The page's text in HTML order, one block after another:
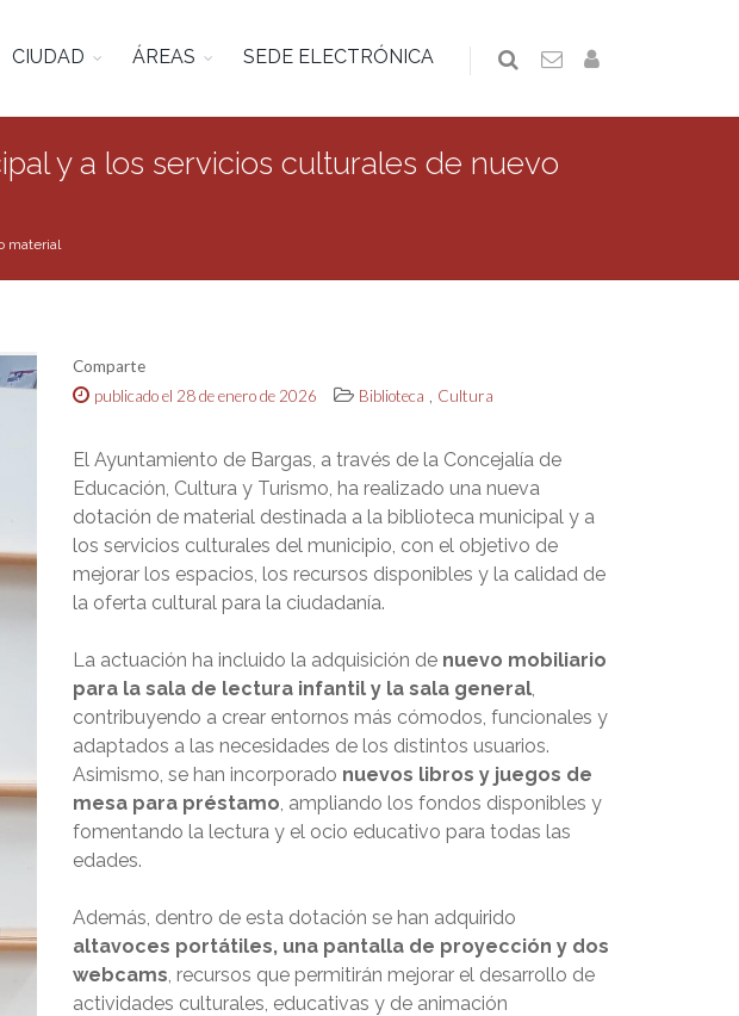
CIUDAD ÁREAS SEDE ELECTRÓNICA
y a los servicios culturales de nuevo
material
Comparte
publicado el 28 de enero de 2026
Biblioteca , Cultura
El Ayuntamiento de Bargas, a través de la Concejalía de
Educación, Cultura y Turismo, ha realizado una nueva
dotación de material destinada a la biblioteca municipal y a
los servicios culturales del municipio, con el objetivo de
mejorar los espacios, los recursos disponibles y la calidad de
la oferta cultural para la ciudadanía.
La actuación ha incluido la adquisición de nuevo mobiliario
para la sala de lectura infantil y la sala general,
contribuyendo a crear entornos más cómodos, funcionales y
adaptados a las necesidades de los distintos usuarios.
Asimismo, se han incorporado nuevos libros y juegos de
mesa para préstamo, ampliando los fondos disponibles y
fomentando la lectura y el ocio educativo para todas las
edades.
Además, dentro de esta dotación se han adquirido
altavoces portátiles, una pantalla de proyección y dos
webcams, recursos que permitirán mejorar el desarrollo de
actividades culturales, educativas y de animación